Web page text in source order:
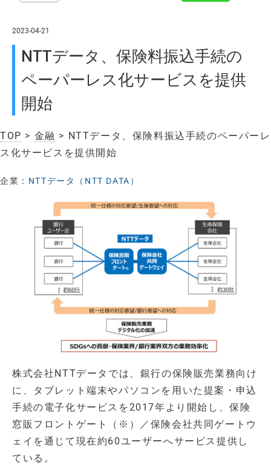
2023-04-21
NTTデータ、保険料振込手続の
ペーパーレス化サービスを提供
開始
TOP > 金融 > NTTデータ、保険料振込手続のペーパーレ
ス化サービスを提供開始
企業： NTTデータ（NTT DATA）
株式会社NTTデータでは、銀行の保険販売業務向け
に、タブレット端末やパソコンを用いた提案・申込
手続の電子化サービスを2017年より開始し、保険
窓販フロントゲート（※）／保険会社共同ゲートウ
ェイを通じて現在約60ユーザーへサービス提供し
ている。